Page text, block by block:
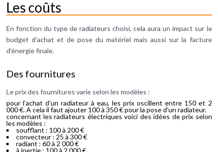
Les coûts
En fonction du type de radiateurs choisi, cela aura un impact sur le
budget d’achat et de pose du matériel mais aussi sur la facture
d’énergie finale.
Des fournitures
Le prix des fournitures varie selon les modèles :
pour l’achat d’un radiateur à eau, les prix oscillent entre 150 et 2
000 €. A cela il faut ajouter 100 à 350 € pour la pose d’un radiateur.
concernant les radiateurs électriques voici des idées de prix selon
les modèles :
soufflant : 100 à 200 €
convecteur : 25 à 300 €
radiant : 60 à 2 000 €
à inertie : 100 à 2 000 €